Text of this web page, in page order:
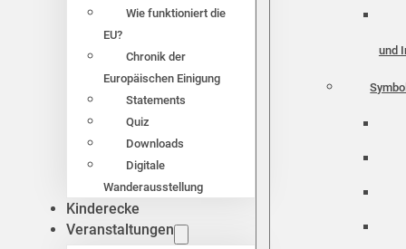
Wie funktioniert die
EU?
Chronik der
Europäischen Einigung
Statements
Quiz
Downloads
Digitale
Wanderausstellung
Kinderecke
Veranstaltungen
und